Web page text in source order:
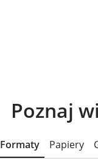
Poznaj
Formaty Papiery